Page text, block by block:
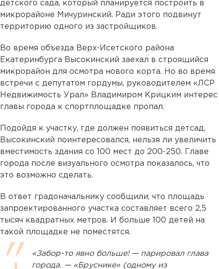
детского сада, который планируется построить в
микрорайоне Мичуринский. Ради этого подвинут
территорию одного из застройщиков.
Во время объезда Верх-Исетского района
Екатеринбурга Высокинский заехал в строящийся
микрорайон для осмотра нового корта. Но во время
встречи с депутатом гордумы, руководителем «ЛСР
Недвижимость Урал» Владимиром Крицким интерес
главы города к спортплощадке пропал.
Подойдя к участку, где должен появиться детсад,
Высокинский поинтересовался, нельзя ли увеличить
вместимость здания со 100 мест до 200-250. Главе
города после визуального осмотра показалось, что
это возможно сделать.
В ответ градоначальнику сообщили, что площадь
запроектированного участка составляет всего 2,5
тысяч квадратных метров. И больше 100 детей на
такой площадке не поместятся.
«Забор-то явно больше! — парировал глава
города. — «Бруснике» (одному из